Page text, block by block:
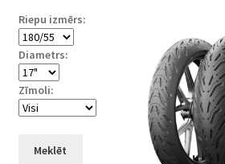
Riepu izmērs:
Diametrs:
Zīmoli:
Meklēt